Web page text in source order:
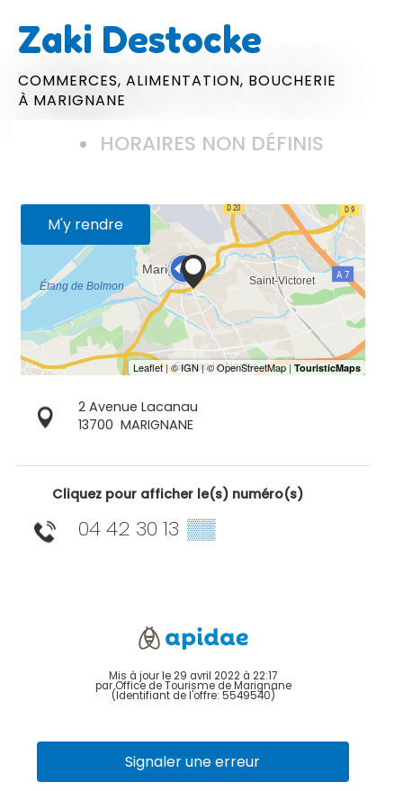
Zaki Destocke
COMMERCES, ALIMENTATION, BOUCHERIE
À MARIGNANE
HORAIRES NON DÉFINIS
M'y rendre
2 Avenue Lacanau
13700 MARIGNANE
Cliquez pour afficher le(s) numéro(s)
04 42 30 13 ▒▒
Mis à jour le 29 avril 2022 à 22:17
par Office de Tourisme de Marignane
(Identifiant de l'offre: 5549540)
Signaler une erreur